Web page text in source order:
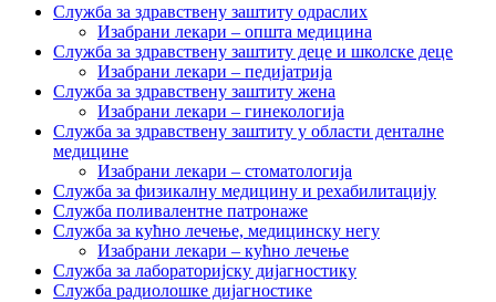
Служба за здравствену заштиту одраслих
Изабрани лекари – општа медицина
Служба за здравствену заштиту деце и школске деце
Изабрани лекари – педијатрија
Служба за здравствену заштиту жена
Изабрани лекари – гинекологија
Служба за здравствену заштиту у области денталне
медицине
Изабрани лекари – стоматологија
Служба за физикалну медицину и рехабилитацију
Служба поливалентне патронаже
Служба за кућно лечење, медицинску негу
Изабрани лекари – кућно лечење
Служба за лабораторијску дијагностику
Служба радиолошке дијагностике